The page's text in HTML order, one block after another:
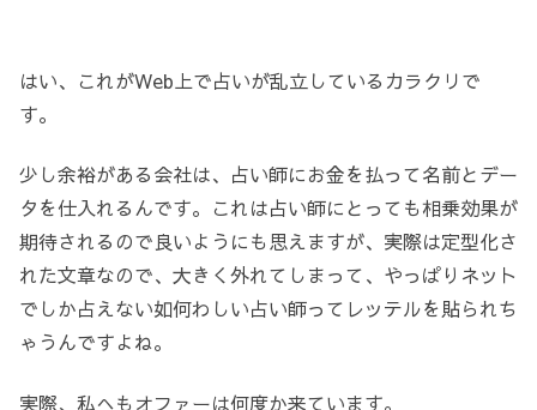
はい、これがWeb上で占いが乱立しているカラクリで
す。
少し余裕がある会社は、占い師にお金を払って名前とデー
タを仕入れるんです。これは占い師にとっても相乗効果が
期待されるので良いようにも思えますが、実際は定型化さ
れた文章なので、大きく外れてしまって、やっぱりネット
でしか占えない如何わしい占い師ってレッテルを貼られち
ゃうんですよね。
実際、私へもオファーは何度か来ています。